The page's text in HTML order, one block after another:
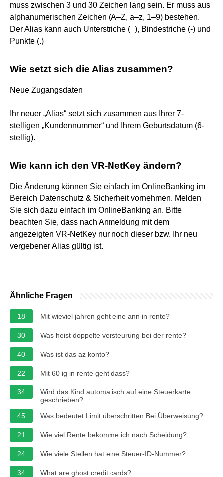
muss zwischen 3 und 30 Zeichen lang sein. Er muss aus
alphanumerischen Zeichen (A–Z, a–z, 1–9) bestehen.
Der Alias kann auch Unterstriche (_), Bindestriche (-) und
Punkte (.)
Wie setzt sich die Alias zusammen?
Neue Zugangsdaten
Ihr neuer „Alias“ setzt sich zusammen aus Ihrer 7-
stelligen „Kundennummer“ und Ihrem Geburtsdatum (6-
stellig).
Wie kann ich den VR-NetKey ändern?
Die Änderung können Sie einfach im OnlineBanking im
Bereich Datenschutz & Sicherheit vornehmen. Melden
Sie sich dazu einfach im OnlineBanking an. Bitte
beachten Sie, dass nach Anmeldung mit dem
angezeigten VR-NetKey nur noch dieser bzw. Ihr neu
vergebener Alias gültig ist.
Ähnliche Fragen
18 Mit wieviel jahren geht eine ann in rente?
30 Was heist doppelte versteurung bei der rente?
40 Was ist das az konto?
22 Mit 60 ig in rente geht dass?
34
Wird das Kind automatisch auf eine Steuerkarte
geschrieben?
45
Was bedeutet Limit überschritten Bei Überweisung?
21 Wie viel Rente bekomme ich nach Scheidung?
24 Wie viele Stellen hat eine Steuer-ID-Nummer?
34 What are ghost credit cards?